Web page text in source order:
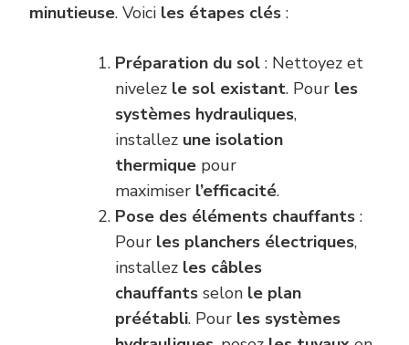
minutieuse. Voici les étapes clés :
Préparation du sol : Nettoyez et
nivelez le sol existant. Pour les
systèmes hydrauliques,
installez une isolation
thermique pour
maximiser l’efficacité.
Pose des éléments chauffants :
Pour les planchers électriques,
installez les câbles
chauffants selon le plan
préétabli. Pour les systèmes